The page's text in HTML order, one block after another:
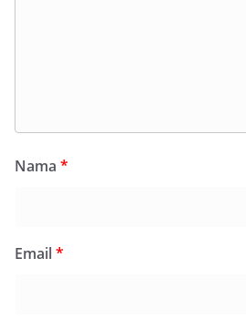
Nama *
Email*